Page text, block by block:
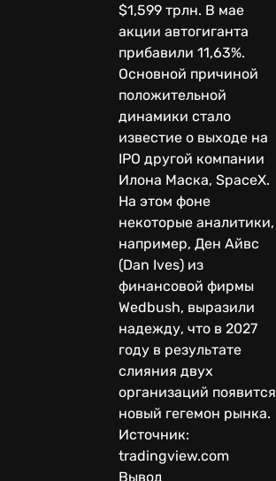
$1,599 трлн. В мае
акции автогиганта
прибавили 11,63%.
Основной причиной
положительной
динамики стало
известие о выходе на
IPO другой компании
Илона Маска, SpaceX.
На этом фоне
некоторые аналитики,
например, Ден Айвс
(Dan Ives) из
финансовой фирмы
Wedbush, выразили
надежду, что в 2027
году в результате
слияния двух
организаций появится
новый гегемон рынка.
Источник:
tradingview.com
Вывод